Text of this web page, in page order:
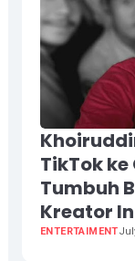
TikTok
Tumbuh
Kreator
ENTERTAIMENT